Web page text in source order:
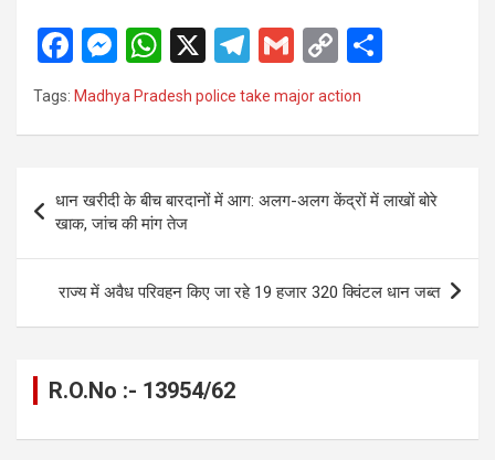
F
a
ce
o
o
k
M
es
se
g
er
W
h
at
A
p
p
X
T
el
e
a
G
m
ail
C
o
py
n
k
Tags: Madhya Pradesh police take major action
navigation
धान खरीदी के बीच बारदानों में आग: अलग-अलग केंद्रों में लाखों बोरे
खाक, जांच की मांग तेज
राज्य में अवैध परिवहन किए जा रहे 19 हजार 320 क्विंटल धान जब्त
R.O.No :- 13954/62